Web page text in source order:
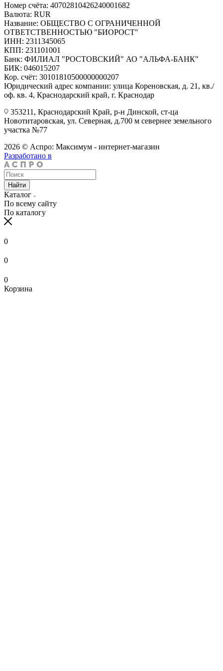
Номер счёта: 40702810426240001682
Валюта: RUR
Название: ОБЩЕСТВО С ОГРАНИЧЕННОЙ
ОТВЕТСТВЕННОСТЬЮ "БИОРОСТ"
ИНН: 2311345065
КПП: 231101001
Банк: ФИЛИАЛ "РОСТОВСКИЙ" АО "АЛЬФА-БАНК"
БИК: 046015207
Кор. счёт: 30101810500000000207
Юридический адрес компании: улица Кореновская, д. 21, кв./
оф. кв. 4, Краснодарский край, г. Краснодар
353211, Краснодарский Край, р-н Динской, ст-ца
Новотитаровская, ул. Северная, д.700 м севернее земельного
участка №77
2026 © Аспро: Максимум - интернет-магазин
Разработано в
Найти
Каталог
По всему сайту
По каталогу
0
0
0
Корзина